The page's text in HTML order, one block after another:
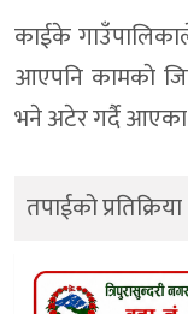
काईके
आएपनि कामकाे
भने अटेर गर्दै
तपाईको प्रतिक्रिया